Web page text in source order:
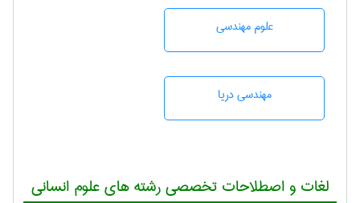
علوم مهندسی
مهندسی دریا
لغات و اصطلاحات تخصصی رشته های علوم انسانی